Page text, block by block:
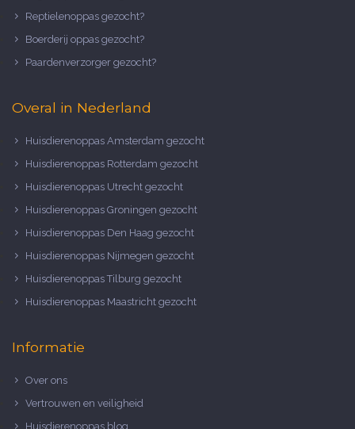
Reptielenoppas gezocht?
Boerderij oppas gezocht?
Paardenverzorger gezocht?
Overal in Nederland
Huisdierenoppas Amsterdam gezocht
Huisdierenoppas Rotterdam gezocht
Huisdierenoppas Utrecht gezocht
Huisdierenoppas Groningen gezocht
Huisdierenoppas Den Haag gezocht
Huisdierenoppas Nijmegen gezocht
Huisdierenoppas Tilburg gezocht
Huisdierenoppas Maastricht gezocht
Informatie
Over ons
Vertrouwen en veiligheid
Huisdierenoppas blog